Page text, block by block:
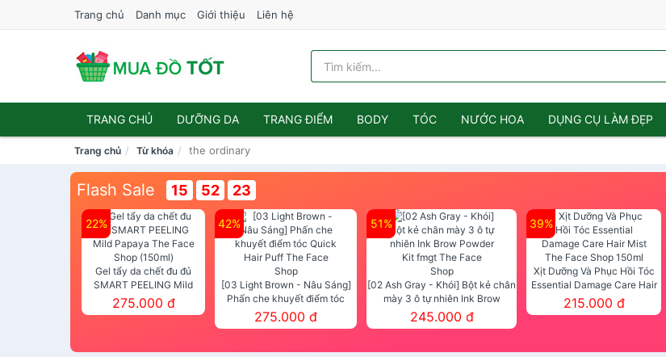
Trang chủ Danh mục Giới thiệu Liên hệ
TRANG CHỦ DƯỠNG DA TRANG ĐIỂM BODY TÓC NƯỚC HOA DỤNG CỤ LÀM ĐẸP
Trang chủ Từ khóa the ordinary
Flash Sale 15 52 22
22%
Gel tẩy da chết đu đủ
SMART PEELING Mild
Papaya The Face Shop
(150ml)
275.000 đ
42%
[03 Light Brown - Nâu Sáng]
Phấn che khuyết điểm tóc
Quick Hair Puff The Face Shop
275.000 đ
51%
[02 Ash Gray - Khói] Bột kẻ chân
mày 3 ô tự nhiên Ink Brow
Powder Kit fmgt The Face Shop
245.000 đ
39%
Xịt Dưỡng Và Phục Hồi Tóc
Essential Damage Care Hair
Mist The Face Shop 150ml
215.000 đ